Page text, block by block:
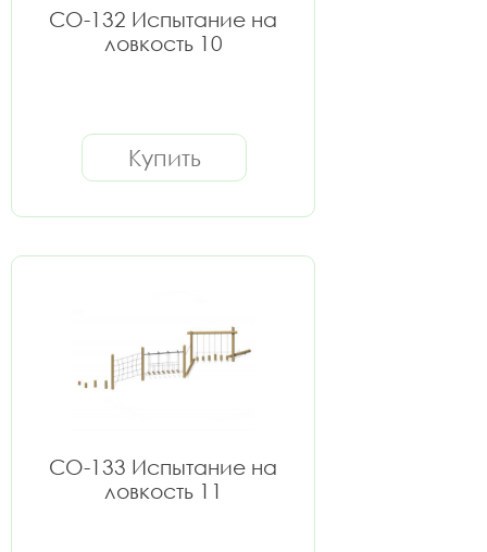
СО-132 Испытание на
ловкость 10
Купить
СО-133 Испытание на
ловкость 11